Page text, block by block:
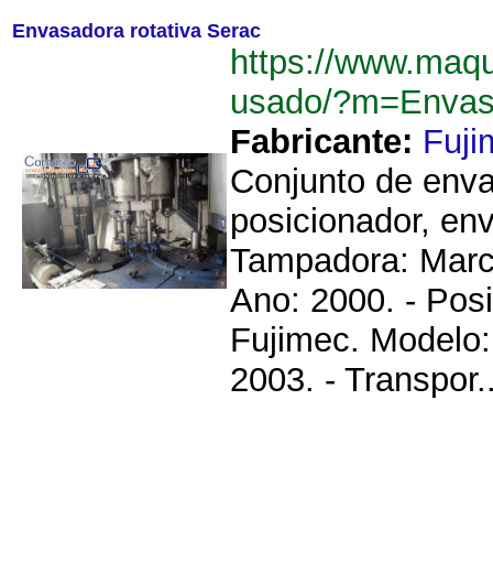
Envasadora rotativa Serac
https://
usado/
Fabricante:
Conjunto de
posicionador,
Tampadora:
Ano: 2000. -
Fujimec.
2003. -